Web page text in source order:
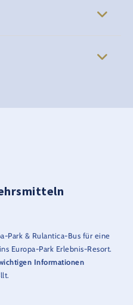
Park & Rulantica-Bus für eine
Europa-Park Erlebnis-Resort.
Informationen